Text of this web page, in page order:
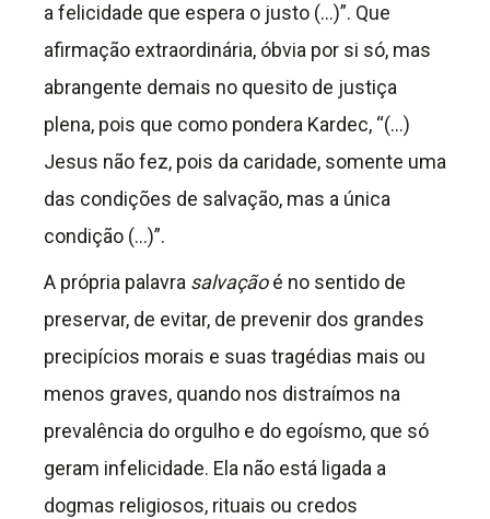
a felicidade que espera o justo (…)”. Que
afirmação extraordinária, óbvia por si só, mas
abrangente demais no quesito de justiça
plena, pois que como pondera Kardec, “(…)
Jesus não fez, pois da caridade, somente uma
das condições de salvação, mas a única
condição (…)”.
A própria palavra salvaçãoé no sentido de
preservar, de evitar, de prevenir dos grandes
precipícios morais e suas tragédias mais ou
menos graves, quando nos distraímos na
prevalência do orgulho e do egoísmo, que só
geram infelicidade. Ela não está ligada a
dogmas religiosos, rituais ou credos